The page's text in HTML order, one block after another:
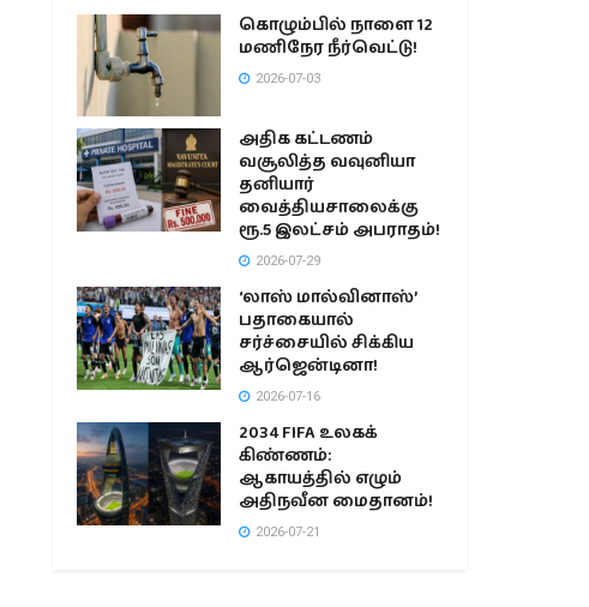
கொழும்பில் நாளை 12
மணிநேர நீர்வெட்டு!
2026-07-03
அதிக கட்டணம்
வசூலித்த வவுனியா
தனியார்
வைத்தியசாலைக்கு
ரூ.5 இலட்சம் அபராதம்!
2026-07-29
‘லாஸ் மால்வினாஸ்’
பதாகையால்
சர்ச்சையில் சிக்கிய
ஆர்ஜென்டினா!
2026-07-16
2034 FIFA உலகக்
கிண்ணம்:
ஆகாயத்தில் எழும்
அதிநவீன மைதானம்!
2026-07-21